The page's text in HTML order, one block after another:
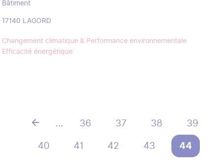
Bâtiment
17140 LAGORD
Changement climatique & Performance environnementale
Efficacité énergétique
… Page
36 Page
37 Page
38 Page
39
Page
40 Page
41 Page
42 Page
43
Page
courante
44